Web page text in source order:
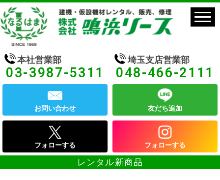
本社営業部
03-3987-5311
埼玉支店営業部
048-466-2111
お問い合わせ 友だち追加
フォローする フォローする
レンタル新商品